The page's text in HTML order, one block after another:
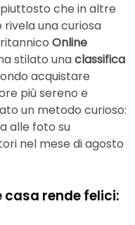
piuttosto che in altre
rivela una curiosa
Online
stilato unaclassifica
acquistare
più sereno e
un metodo curioso:
alle foto su
nel mese di agosto
casa rende felici: